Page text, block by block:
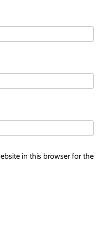
in this browser for the